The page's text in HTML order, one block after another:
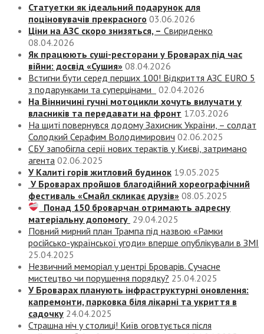
Статуетки як ідеальний подарунок для
поціновувачів прекрасного 03.06.2026
Ціни на АЗС скоро знизяться, – Свириденко
08.04.2026
Як працюють суші-ресторани у Броварах під час
війни: досвід «Сушия» 08.04.2026
Встигни бути серед перших 100! Відкриття АЗС EURO 5
з подарунками та суперцінами
02.04.2026
На Вінничині гучні мотоцикли хочуть вилучати у
власників та передавати на фронт 17.03.2026
На щиті повернувся додому Захисник України, – солдат
Солодкий Серафим Володимирович 02.06.2025
СБУ запобігла серії нових терактів у Києві, затримано
агента 02.06.2025
У Калиті горів житловий будинок 19.05.2025
У Броварах пройшов благодійний хореографічний
фестиваль «Смайл скликає друзів» 08.05.2025
Понад 150 броварчан отримають адресну
матеріальну допомогу 29.04.2025
Повний мирний план Трампа під назвою «‎Рамки
російсько-української угоди» вперше опублікували в ЗМІ
25.04.2025
Незвичний меморіал у центрі Броварів. Сучасне
мистецтво чи порушення порядку? 25.04.2025
У Броварах планують інфраструктурні оновлення:
капремонти, парковка біля лікарні та укриття в
садочку 24.04.2025
Страшна ніч у столиці! Київ оговтується після